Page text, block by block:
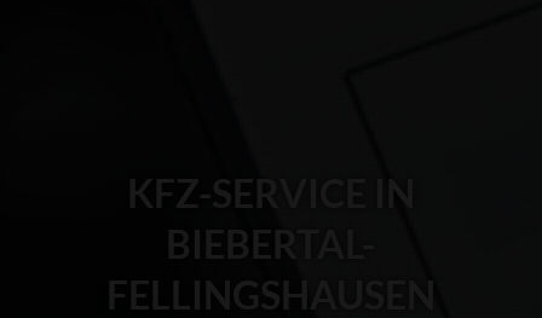
KFZ-SERVICE IN
BIEBERTAL-
FELLINGSHAUSEN